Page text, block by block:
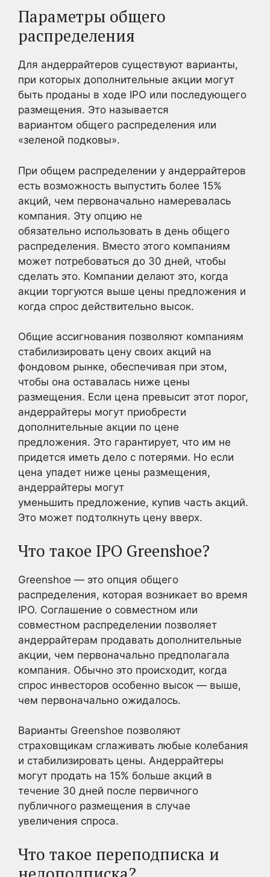
Параметры общего
распределения
Для андеррайтеров существуют варианты,
при которых дополнительные акции могут
быть проданы в ходе IPO или последующего
размещения. Это называется
вариантом общего распределения или
«зеленой подковы».
При общем распределении у андеррайтеров
есть возможность выпустить более 15%
акций, чем первоначально намеревалась
компания. Эту опцию не
обязательно использовать в день общего
распределения. Вместо этого компаниям
может потребоваться до 30 дней, чтобы
сделать это. Компании делают это, когда
акции торгуются выше цены предложения и
когда спрос действительно высок.
Общие ассигнования позволяют компаниям
стабилизировать цену своих акций на
фондовом рынке, обеспечивая при этом,
чтобы она оставалась ниже цены
размещения. Если цена превысит этот порог,
андеррайтеры могут приобрести
дополнительные акции по цене
предложения. Это гарантирует, что им не
придется иметь дело с потерями. Но если
цена упадет ниже цены размещения,
андеррайтеры могут
уменьшить предложение, купив часть акций.
Это может подтолкнуть цену вверх.
Что такое IPO Greenshoe?
Greenshoe — это опция общего
распределения, которая возникает во время
IPO. Соглашение о совместном или
совместном распределении позволяет
андеррайтерам продавать дополнительные
акции, чем первоначально предполагала
компания. Обычно это происходит, когда
спрос инвесторов особенно высок — выше,
чем первоначально ожидалось.
Варианты Greenshoe позволяют
страховщикам сглаживать любые колебания
и стабилизировать цены. Андеррайтеры
могут продать на 15% больше акций в
течение 30 дней после первичного
публичного размещения в случае
увеличения спроса.
Что такое переподписка и